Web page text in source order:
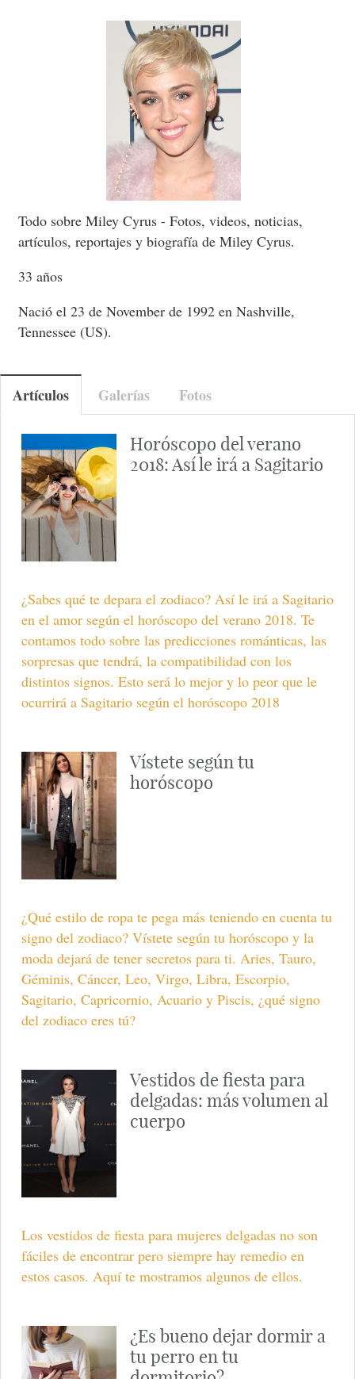
Todo sobre Miley Cyrus - Fotos, videos, noticias,
artículos, reportajes y biografía de Miley Cyrus.
33 años
Nació el 23 de November de 1992 en Nashville,
Tennessee (US).
Artículos Galerías Fotos
Horóscopo del verano
2018: Así le irá a Sagitario
¿Sabes qué te depara el zodiaco? Así le irá a Sagitario
en el amor según el horóscopo del verano 2018. Te
contamos todo sobre las predicciones románticas, las
sorpresas que tendrá, la compatibilidad con los
distintos signos. Esto será lo mejor y lo peor que le
ocurrirá a Sagitario según el horóscopo 2018
Vístete según tu
horóscopo
¿Qué estilo de ropa te pega más teniendo en cuenta tu
signo del zodiaco? Vístete según tu horóscopo y la
moda dejará de tener secretos para ti. Aries, Tauro,
Géminis, Cáncer, Leo, Virgo, Libra, Escorpio,
Sagitario, Capricornio, Acuario y Piscis, ¿qué signo
del zodiaco eres tú?
Vestidos de fiesta para
delgadas: más volumen al
cuerpo
Los vestidos de fiesta para mujeres delgadas no son
fáciles de encontrar pero siempre hay remedio en
estos casos. Aquí te mostramos algunos de ellos.
¿Es bueno dejar dormir a
tu perro en tu